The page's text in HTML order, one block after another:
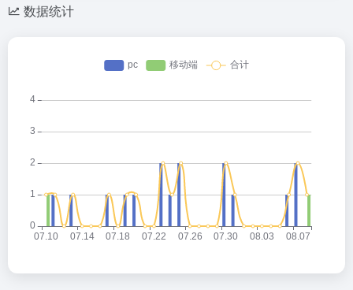
数据统计